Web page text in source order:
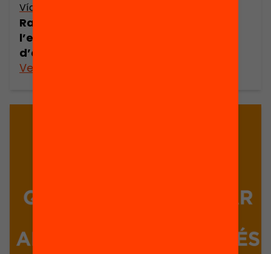
Vídeo
Ramon Grau – Què significa situar
l’estudiant al centre del procés
d’aprenentatge?
Veure’n més